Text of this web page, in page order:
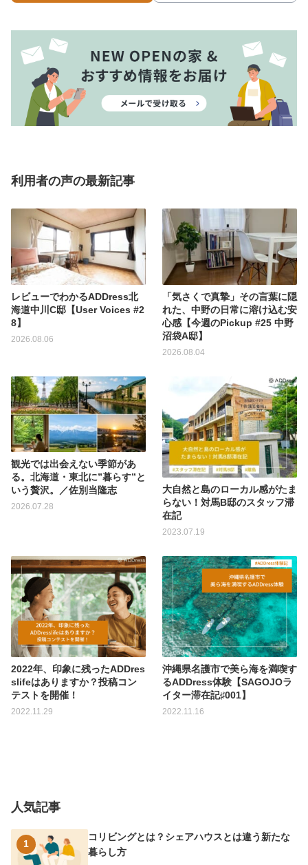
利用者の声の最新記事
レビューでわかるADDress北
海道中川C邸【User Voices #2
8】
2026.08.06
「気さくで真摯」その言葉に隠
れた、中野の日常に溶け込む安
心感【今週のPickup #25 中野
沼袋A邸】
2026.08.04
観光では出会えない季節があ
る。北海道・東北に”暮らす”と
いう贅沢。／佐別当隆志
2026.07.28
大自然と島のローカル感がたま
らない！対馬B邸のスタッフ滞
在記
2023.07.19
2022年、印象に残ったADDres
slifeはありますか？投稿コン
テストを開催！
2022.11.29
沖縄県名護市で美ら海を満喫す
るADDress体験【SAGOJOラ
イター滞在記♯001】
2022.11.16
人気記事
1
コリビングとは？シェアハウスとは違う新たな
暮らし方